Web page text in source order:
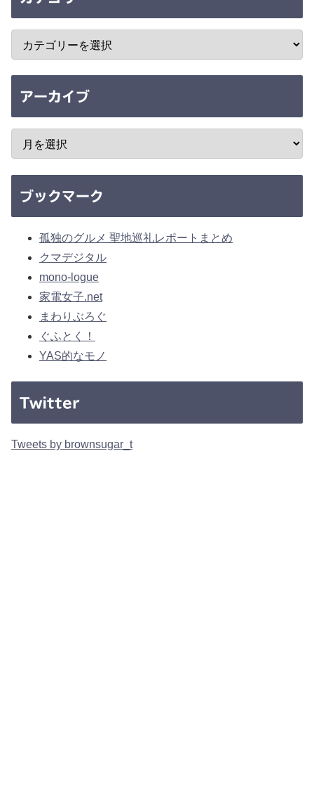
アーカイブ
ブックマーク
孤独のグルメ 聖地巡礼レポートまとめ
クマデジタル
mono-logue
家電女子.net
まわりぶろぐ
ぐふとく！
YAS的なモノ
Twitter
Tweets by brownsugar_t